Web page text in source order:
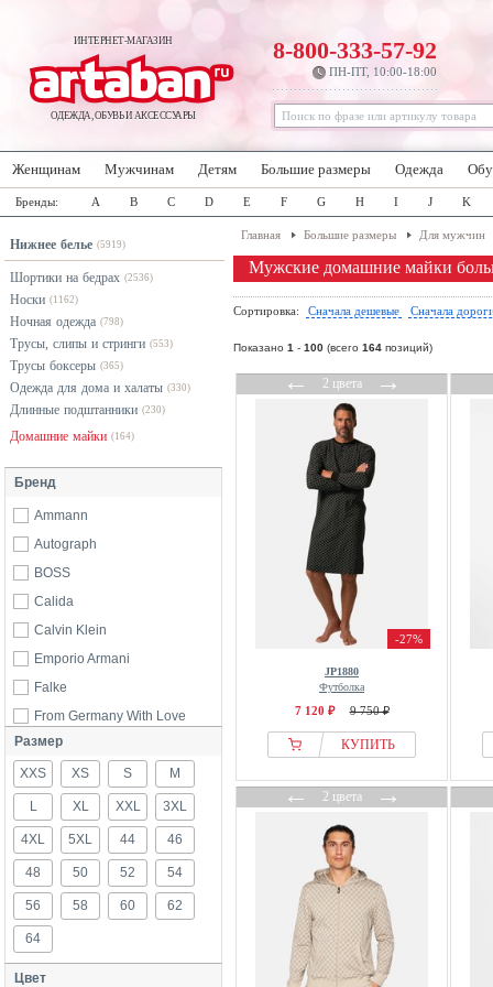
ИНТЕРНЕТ-МАГАЗИН
ОДЕЖДА, ОБУВЬ И АКСЕССУАРЫ
8-800-333-57-92
ПН-ПТ, 10:00-18:00
Женщинам Мужчинам Детям Большие размеры Одежда
Бренды: A B C D E F G H I J K
Нижнее белье (5919)
Шортики на бедрах (2536)
Носки (1162)
Ночная одежда (798)
Трусы, слипы и стринги (553)
Трусы боксеры (365)
Одежда для дома и халаты (330)
Длинные подштанники (230)
Домашние майки (164)
Бренд
Ammann
Autograph
BOSS
Calida
Calvin Klein
Emporio Armani
Falke
From Germany With Love
GAP
Götzburg
Hanro
JBS of Denmark
Jette
Jockey
JP1880
Kangaroos
Размер
XXS XS S M
L XL XXL 3XL
4XL 5XL 44 46
48 50 52 54
56 58 60 62
64
Цвет
Главная Большие размеры Для мужчин
Мужские домашние майки
Сортировка: Сначала дешевые Сначала
Показано 1 - 100 (всего 164 позиций)
←2 цвета→
-27%
JP1880
Футболка
7 120 ₽ 9 750 ₽
КУПИТЬ
←2 цвета→